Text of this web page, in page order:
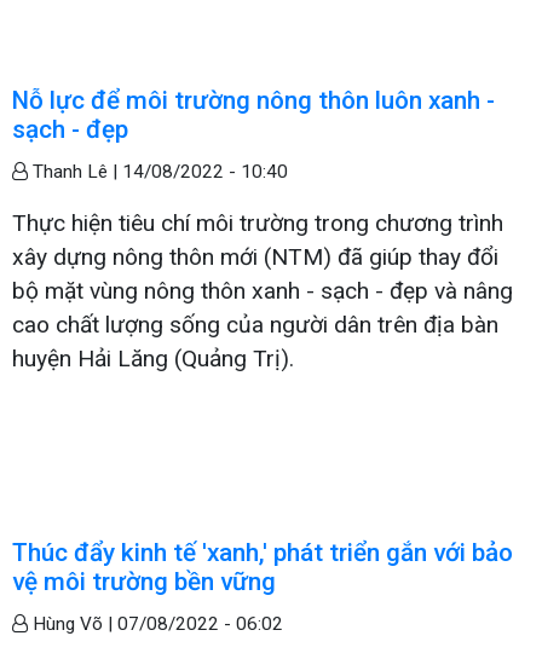
Nỗ lực để môi trường nông thôn luôn xanh -
sạch - đẹp
Thanh Lê | 14/08/2022 - 10:40
Thực hiện tiêu chí môi trường trong chương trình
xây dựng nông thôn mới (NTM) đã giúp thay đổi
bộ mặt vùng nông thôn xanh - sạch - đẹp và nâng
cao chất lượng sống của người dân trên địa bàn
huyện Hải Lăng (Quảng Trị).
Thúc đẩy kinh tế 'xanh,' phát triển gắn với bảo
vệ môi trường bền vững
Hùng Võ | 07/08/2022 - 06:02